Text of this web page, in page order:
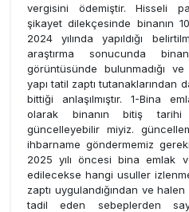
vergisini ödemiştir. Hisseli
şikayet dilekçesinde binanın
2024 yılında yapıldığı
araştırma sonucunda
görüntüsünde bulunmadığı
yapı tatil zaptı tutanaklarından
bittiği anlaşılmıştır. 1-Bina
olarak binanın bitiş
güncelleyebilir miyiz.
ihbarname göndermemiz
2025 yılı öncesi bina emlak
edilecekse hangi usuller
zaptı uygulandığından ve
tadil eden sebeplerden